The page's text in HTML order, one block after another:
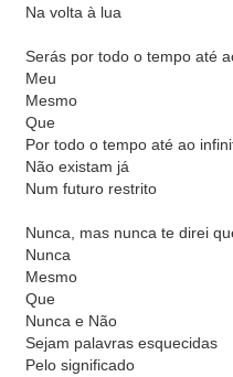
Na volta à lua
Serás por todo o tempo até
Meu
Mesmo
Que
Por todo o tempo até ao
Não existam já
Num futuro restrito
Nunca, mas nunca te direi
Nunca
Mesmo
Que
Nunca e Não
Sejam palavras esquecidas
Pelo significado